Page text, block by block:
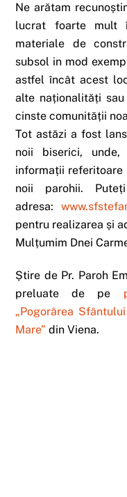
Ne arătam
lucrat foarte mult
materiale de
subsol in mod
astfel încât acest
alte naționalități
cinste comunității
Tot astăzi a fost
noii biserici,
informații
noii parohii.
adresa:
pentru realizarea și
Mulțumim Dnei
Știre de Pr. Paroh
preluate de pe
„Pogorârea
Mare” din Viena.